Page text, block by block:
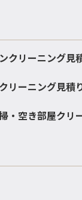
クリーニング見
リーニング見積
・空き部屋クリ